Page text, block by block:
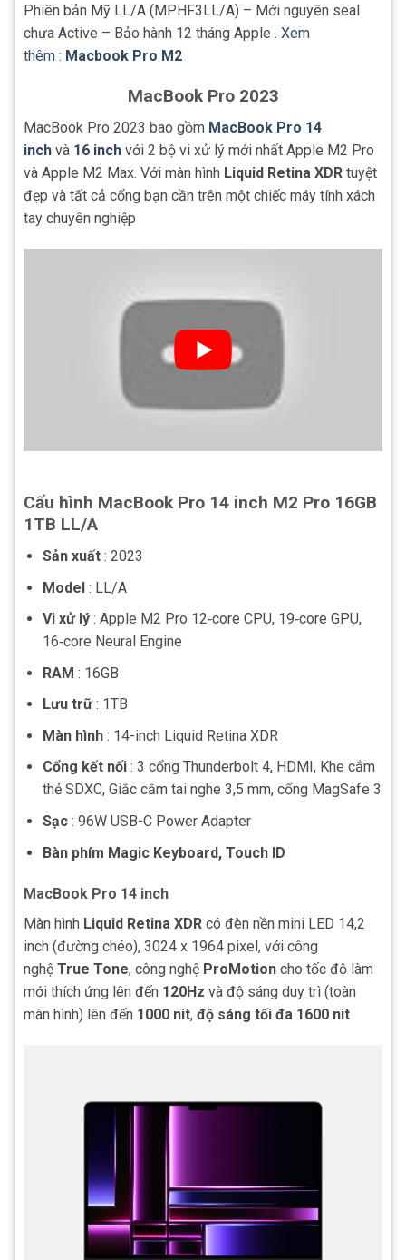
Phiên bản Mỹ LL/A (MPHF3LL/A) – Mới nguyên seal
chưa Active – Bảo hành 12 tháng Apple . Xem
thêm : Macbook Pro M2
MacBook Pro 2023
MacBook Pro 2023 bao gồm MacBook Pro 14
inch và 16 inch với 2 bộ vi xử lý mới nhất Apple M2 Pro
và Apple M2 Max. Với màn hình Liquid Retina XDR tuyệt
đẹp và tất cả cổng bạn cần trên một chiếc máy tính xách
tay chuyên nghiệp
Cấu hình MacBook Pro 14 inch M2 Pro 16GB
1TB LL/A
Sản xuất: 2023
Model: LL/A
Vi xử lý: Apple M2 Pro 12‑core CPU, 19‑core GPU,
16‑core Neural Engine
RAM : 16GB
Lưu trữ: 1TB
Màn hình: 14-inch Liquid Retina XDR
Cổng kết nối : 3 cổng Thunderbolt 4, HDMI, Khe cắm
thẻ SDXC, Giắc cắm tai nghe 3,5 mm, cổng MagSafe 3
Sạc : 96W USB-C Power Adapter
Bàn phím Magic Keyboard, Touch ID
MacBook Pro 14 inch
Màn hình Liquid Retina XDR có đèn nền mini LED 14,2
inch (đường chéo), 3024 x 1964 pixel, với công
nghệ True Tone, công nghệ ProMotion cho tốc độ làm
mới thích ứng lên đến 120Hz và độ sáng duy trì (toàn
màn hình) lên đến 1000 nit, độ sáng tối đa 1600 nit